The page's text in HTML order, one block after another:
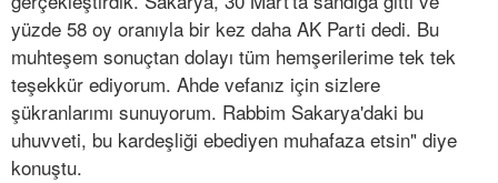
yüzde 58 oy oranıyla bir kez daha AK Parti dedi. Bu
muhteşem sonuçtan dolayı tüm hemşerilerime tek tek
teşekkür ediyorum. Ahde vefanız için sizlere
şükranlarımı sunuyorum. Rabbim Sakarya'daki bu
uhuvveti, bu kardeşliği ebediyen muhafaza etsin" diye
konuştu.